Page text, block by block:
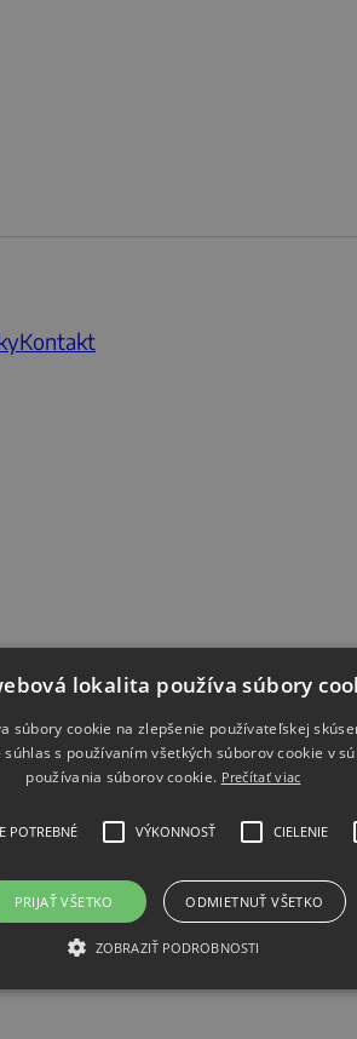
Kontakt
je rýchle a nijako klienta
obrátiť. "
lokalita používa súbory
súbory cookie na zlepšenie používateľskej
s používaním všetkých súborov cookie v
používania súborov cookie. Prečítať viac
POTREBNÉ VÝKONNOSŤ CIELENIE
PRIJAŤ VŠETKO ODMIETNUŤ VŠETKO
ZOBRAZIŤ PODROBNOSTI